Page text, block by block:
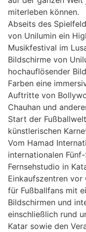
miterleben können.
Abseits des
von Unilumin ein
Musikfestival im
Bildschirme von
hochauflösender
Farben eine
Auftritte von
Chauhan und
Start der
künstlerischen
Vom Hamad
internationalen
Fernsehstudio in
Einkaufszentren vor
für Fußballfans mit
Bildschirmen und
einschließlich rund
Katar sowie den